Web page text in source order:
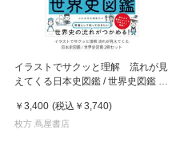
イラストでサクッと理解 流れが見
えてくる日本史図鑑 / 世界史図鑑 2
￥3,400 (税込 ￥3,740)
枚方 蔦屋書店